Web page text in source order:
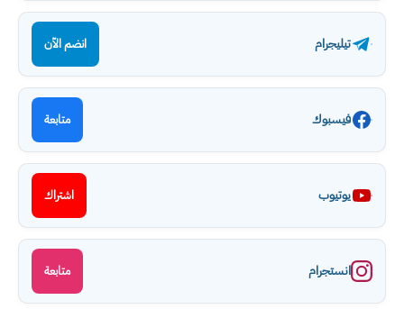
تيليجرام انضم الآن
فيسبوك متابعة
يوتيوب اشتراك
انستجرام متابعة